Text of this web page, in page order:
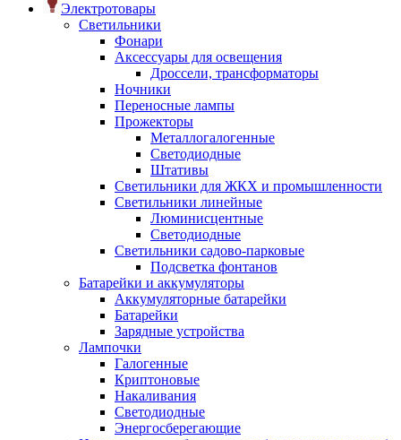
Электротовары
Светильники
Фонари
Аксессуары для освещения
Дроссели, трансформаторы
Ночники
Переносные лампы
Прожекторы
Металлогалогенные
Светодиодные
Штативы
Светильники для ЖКХ и промышленности
Светильники линейные
Люминисцентные
Светодиодные
Светильники садово-парковые
Подсветка фонтанов
Батарейки и аккумуляторы
Аккумуляторные батарейки
Батарейки
Зарядные устройства
Лампочки
Галогенные
Криптоновые
Накаливания
Светодиодные
Энергосберегающие